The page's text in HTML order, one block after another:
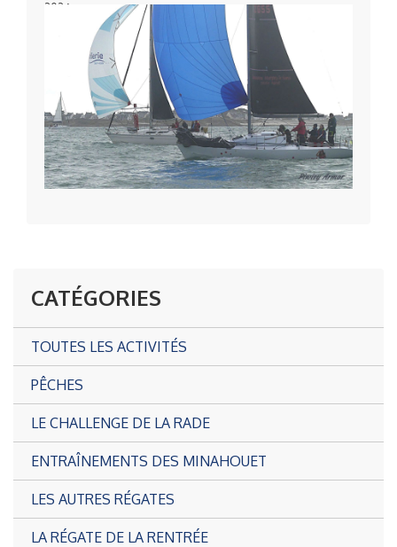
2026
CATÉGORIES
TOUTES LES ACTIVITÉS
PÊCHES
LE CHALLENGE DE LA RADE
ENTRAÎNEMENTS DES MINAHOUET
LES AUTRES RÉGATES
LA RÉGATE DE LA RENTRÉE